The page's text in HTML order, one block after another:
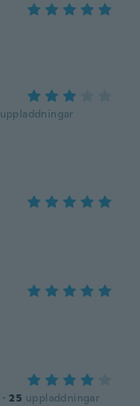
uppladdningar
· 25 uppladdningar